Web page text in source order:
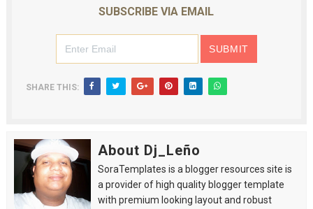
SUBSCRIBE VIA EMAIL
SHARE THIS:
About Dj_Leño
SoraTemplates is a blogger resources site is
a provider of high quality blogger template
with premium looking layout and robust